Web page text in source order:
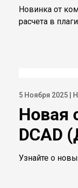
Новинка от
расчета в
5 Ноября 2025 |
Новая
DCAD
Узнайте о